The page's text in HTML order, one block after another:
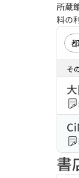
所蔵
料の
そ
書